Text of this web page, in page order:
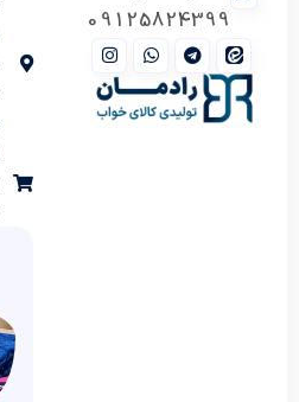
09125824399